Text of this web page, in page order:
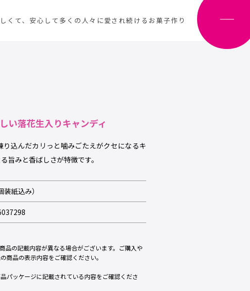
くて、安心して多くの人々に愛され続けるお菓子作り
い落花生入りキャンディ
込んだカリっと噛みごたえがクセになるキ
旨みと香ばしさが特徴です。
紙込み）
品の記載内容が異なる場合がございます。ご購入や
商品の表示内容をご確認ください。
パッケージに記載されている内容をご確認くださ